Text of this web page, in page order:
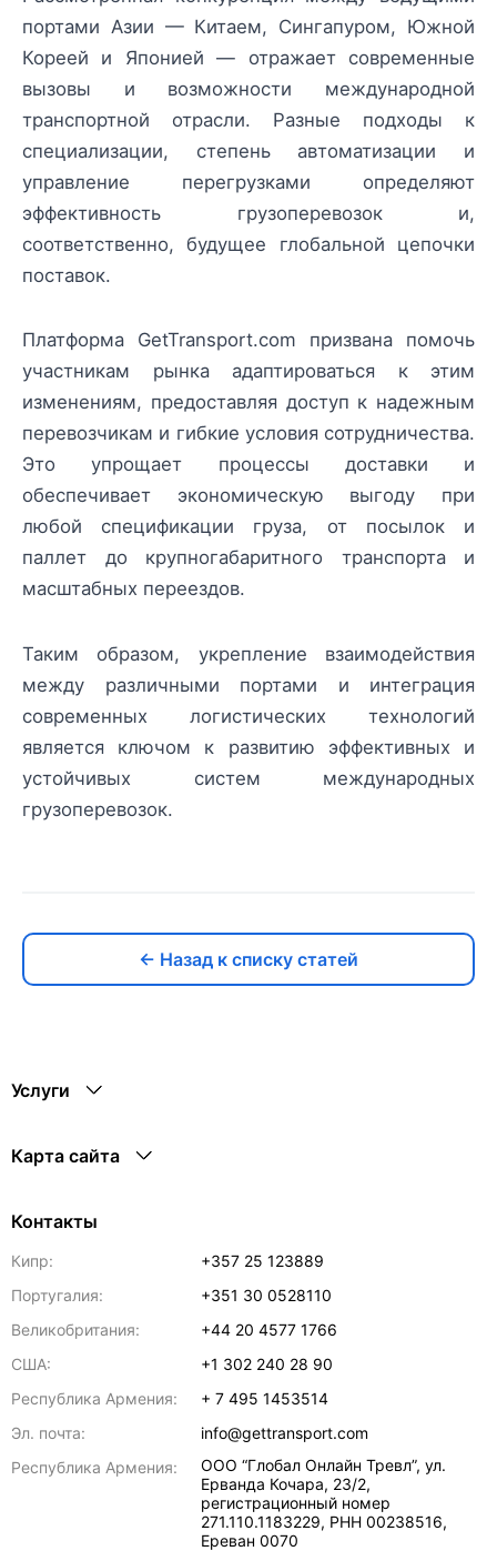
портами Азии — Китаем, Сингапуром, Южной
Кореей и Японией — отражает современные
вызовы и возможности международной
транспортной отрасли. Разные подходы к
специализации, степень автоматизации и
управление перегрузками определяют
эффективность грузоперевозок и,
соответственно, будущее глобальной цепочки
поставок.
Платформа GetTransport.com призвана помочь
участникам рынка адаптироваться к этим
изменениям, предоставляя доступ к надежным
перевозчикам и гибкие условия сотрудничества.
Это упрощает процессы доставки и
обеспечивает экономическую выгоду при
любой спецификации груза, от посылок и
паллет до крупногабаритного транспорта и
масштабных переездов.
Таким образом, укрепление взаимодействия
между различными портами и интеграция
современных логистических технологий
является ключом к развитию эффективных и
устойчивых систем международных
грузоперевозок.
← Назад к списку статей
Услуги
Карта сайта
Контакты
Кипр:
+357 25 123889
Португалия:
+351 30 0528110
Великобритания:
+44 20 4577 1766
США:
+1 302 240 28 90
Республика Армения:
+ 7 495 1453514
Эл. почта:
info@gettransport.com
Республика Армения:
ООО “Глобал Онлайн Тревл”, ул.
Ерванда Кочара, 23/2,
регистрационный номер
271.110.1183229, РНН 00238516,
Ереван 0070